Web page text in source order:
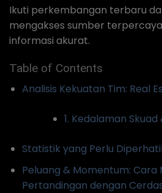
Ikuti perkembangan terbaru
mengakses sumber
informasi akurat.
Table of Contents
Analisis Kekuatan Tim: Real
1. Kedalaman
Statistik yang Perlu
Peluang & Momentum: Cara
Pertandingan dengan